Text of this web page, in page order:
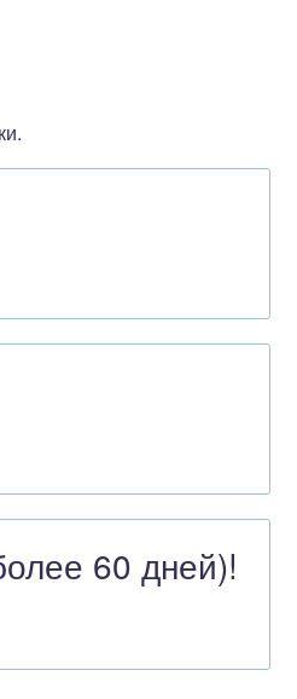
60 дней)!